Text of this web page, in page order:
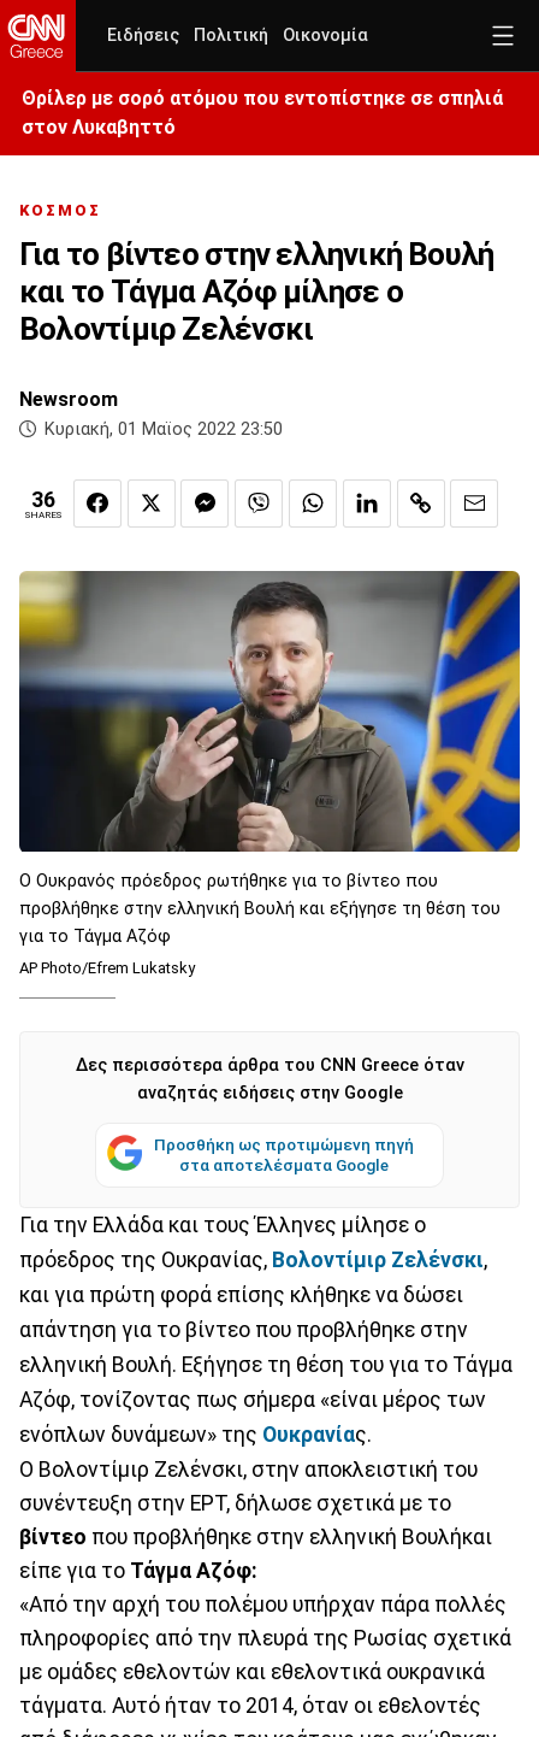
Ειδήσεις Πολιτική Οικονομία
Θρίλερ με σορό ατόμου που εντοπίστηκε σε σπηλιά
στον Λυκαβηττό
ΚΟΣΜΟΣ
Για το βίντεο στην ελληνική Βουλή
και το Τάγμα Αζόφ μίλησε ο
Βολοντίμιρ Ζελένσκι
Newsroom
Κυριακή, 01 Μαϊος 2022 23:50
36
SHARES
Ο Ουκρανός πρόεδρος ρωτήθηκε για το βίντεο που
προβλήθηκε στην ελληνική Βουλή και εξήγησε τη θέση του
για το Τάγμα Αζόφ
AP Photo/Efrem Lukatsky
Δες περισσότερα άρθρα του CNN Greece όταν
αναζητάς ειδήσεις στην Google
Προσθήκη ως προτιμώμενη πηγή
στα αποτελέσματα Google
Για την Ελλάδα και τους Έλληνες μίλησε ο
πρόεδρος της Ουκρανίας, Βολοντίμιρ Ζελένσκι,
και για πρώτη φορά επίσης κλήθηκε να δώσει
απάντηση για το βίντεο που προβλήθηκε στην
ελληνική Βουλή. Εξήγησε τη θέση του για το Τάγμα
Αζόφ, τονίζοντας πως σήμερα «είναι μέρος των
ενόπλων δυνάμεων» της Ουκρανίας.
Ο Βολοντίμιρ Ζελένσκι, στην αποκλειστική του
συνέντευξη στην ΕΡΤ, δήλωσε σχετικά με το
βίντεο που προβλήθηκε στην ελληνική Βουλήκαι
είπε για το Τάγμα Αζόφ:
«Από την αρχή του πολέμου υπήρχαν πάρα πολλές
πληροφορίες από την πλευρά της Ρωσίας σχετικά
με ομάδες εθελοντών και εθελοντικά ουκρανικά
τάγματα. Αυτό ήταν το 2014, όταν οι εθελοντές